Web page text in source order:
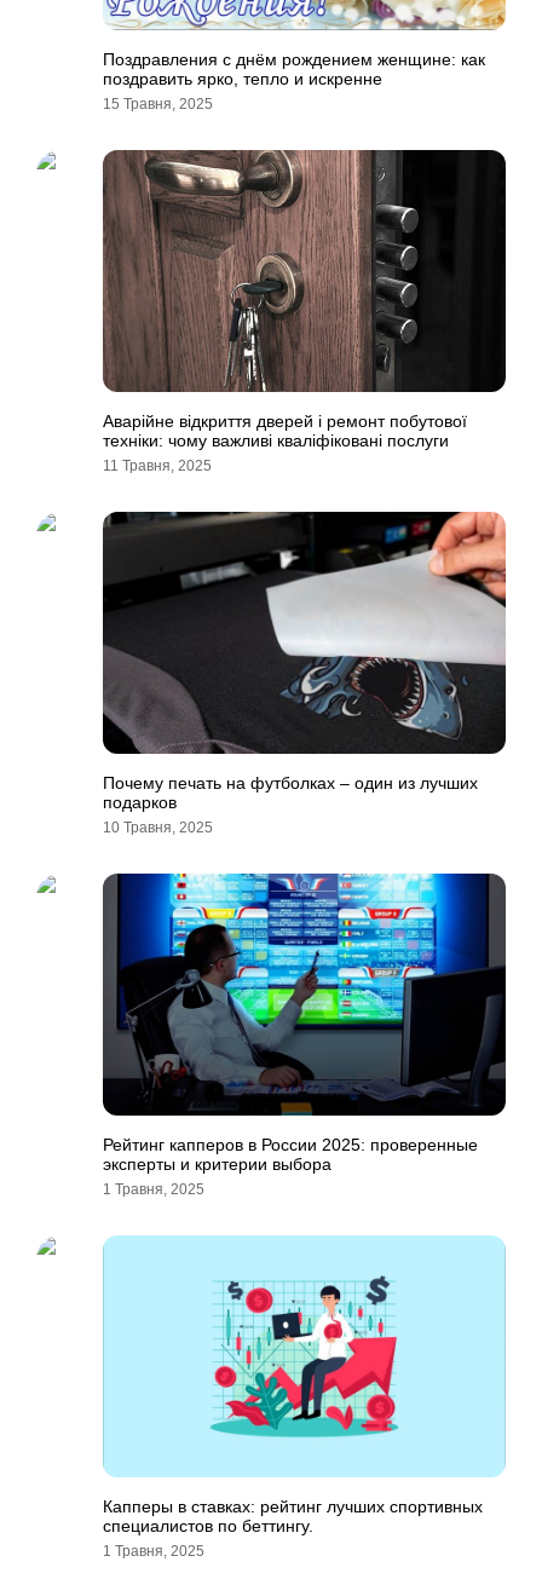
Поздравления с днём рождением женщине: как
поздравить ярко, тепло и искренне
15 Травня, 2025
Аварійне відкриття дверей і ремонт побутової
техніки: чому важливі кваліфіковані послуги
11 Травня, 2025
Почему печать на футболках – один из лучших
подарков
10 Травня, 2025
Рейтинг капперов в России 2025: проверенные
эксперты и критерии выбора
1 Травня, 2025
Капперы в ставках: рейтинг лучших спортивных
специалистов по беттингу.
1 Травня, 2025